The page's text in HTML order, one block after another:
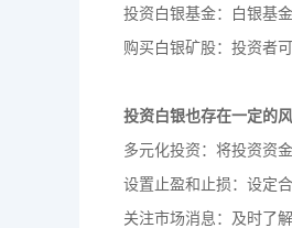
投资白银基金：白银基
购买白银矿股：投资者
投资白银也存在一定的
多元化投资：将投资资
设置止盈和止损：设定
关注市场消息：及时了